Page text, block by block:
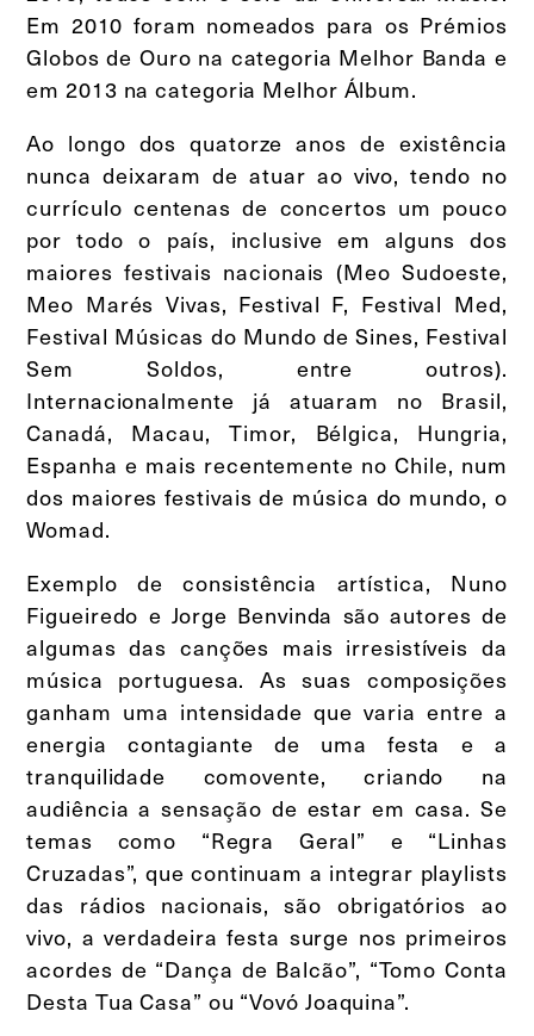
Em 2010 foram nomeados para os Prémios
Globos de Ouro na categoria Melhor Banda e
em 2013 na categoria Melhor Álbum.
Ao longo dos quatorze anos de existência
nunca deixaram de atuar ao vivo, tendo no
currículo centenas de concertos um pouco
por todo o país, inclusive em alguns dos
maiores festivais nacionais (Meo Sudoeste,
Meo Marés Vivas, Festival F, Festival Med,
Festival Músicas do Mundo de Sines, Festival
Sem Soldos, entre outros).
Internacionalmente já atuaram no Brasil,
Canadá, Macau, Timor, Bélgica, Hungria,
Espanha e mais recentemente no Chile, num
dos maiores festivais de música do mundo, o
Womad.
Exemplo de consistência artística, Nuno
Figueiredo e Jorge Benvinda são autores de
algumas das canções mais irresistíveis da
música portuguesa. As suas composições
ganham uma intensidade que varia entre a
energia contagiante de uma festa e a
tranquilidade comovente, criando na
audiência a sensação de estar em casa. Se
temas como “Regra Geral” e “Linhas
Cruzadas”, que continuam a integrar playlists
das rádios nacionais, são obrigatórios ao
vivo, a verdadeira festa surge nos primeiros
acordes de “Dança de Balcão”, “Tomo Conta
Desta Tua Casa” ou “Vovó Joaquina”.